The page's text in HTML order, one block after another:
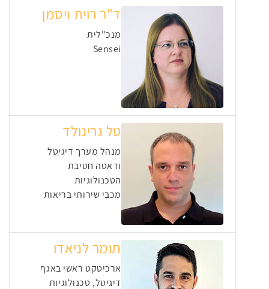
ד"ר רוית ויסמן
מנכ"לית
Sensei
טל גרינולד
מנהל מערך דיגיטל
ודאטה חטיבת
הטכנולוגיות
מכבי שירותי בריאות
תומר לניאדו
ארכיטקט ראשי באגף
דיגיטל, טכנולוגיות